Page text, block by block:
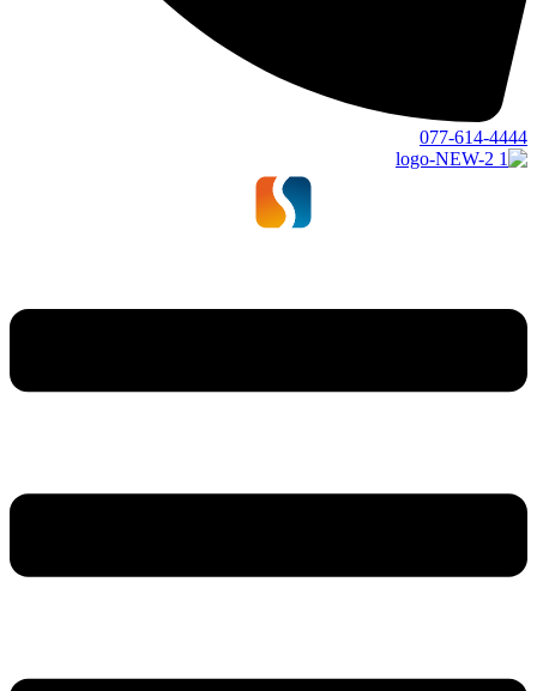
077-614-4444